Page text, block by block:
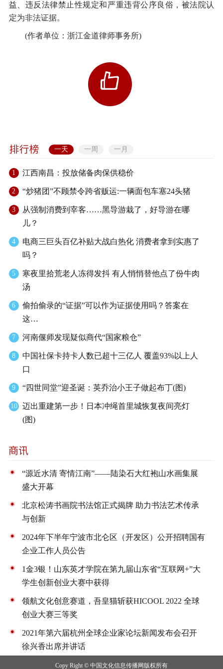
益、违反法律禁止性规定和严重违背公序良俗，被法院认
定为非法证据。
(作者单位：浙江金道律师事务所)
一天 一周 一月
1 江西南昌：投放储备肉保供稳价
2 “炒猪团”不顾禁令跨省贩运:一辆面包车塞24头猪
3
从强制消费到宰客……黑导游栽了，好导游在哪
儿？
4
电商三巨头百亿补贴大战白热化 消费者拿到实惠了
吗？
5
寒夜里拾荒老人冻得发抖 有人悄悄替他点了份牛肉
汤
6
偷拍偷录的“证据”可以作为证据使用吗？答案在
这…
7 河南偃师发现疑似商代“国家粮仓”
8
中国社保卡持卡人数已超十三亿人 覆盖93%以上人
口
9 “四世同堂”迎圣诞：英乔治小王子做起布丁(图)
10
迈出重建第一步！日本冲绳首里城恢复夜间亮灯
(图)
“源近水清 寄情江南”——陆染石大红袍山水画集展
盛大开幕
北京松涛书画院书法馆正式揭牌 助力书法艺术传承
与创新
2024年下半年宁波市北仑区（开发区）公开招聘国有
企业工作人员公告
1金3银！山东英才学院在第九届山东省“互联网+”大
学生创新创业大赛中获得
领航文化创意赛道，吾皇猫斩获HICOOL 2022 全球
创业大赛三等奖
2021年第六届杭州全球企业家论坛新闻发布会召开
徐兴香出席并讲话
Copy Right © 中国文化信息传播网版权所有